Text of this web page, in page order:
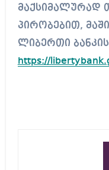
მაქსიმალურად
პირობებით,
ლიბერთი
https://